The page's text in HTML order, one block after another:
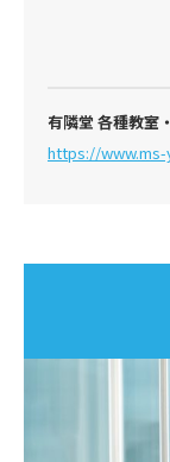
有隣堂 各種教室
https://